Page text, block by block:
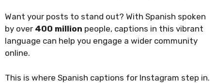
Want your posts to stand out? With Spanish spoken
by over 400 million people, captions in this vibrant
language can help you engage a wider community
online.
This is where Spanish captions for Instagram step in.